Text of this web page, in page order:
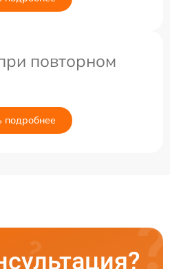
повторном
подробнее